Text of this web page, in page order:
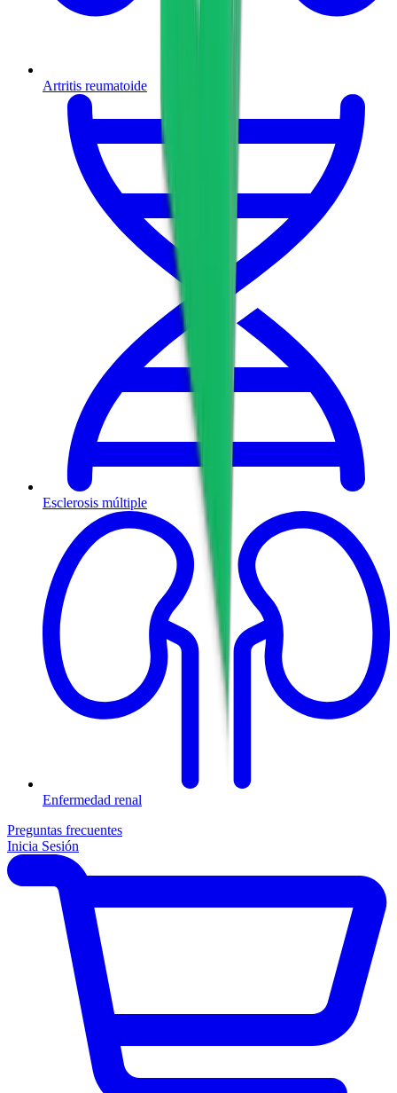
Artritis reumatoide
Esclerosis múltiple
Enfermedad renal
Preguntas frecuentes
Inicia Sesión